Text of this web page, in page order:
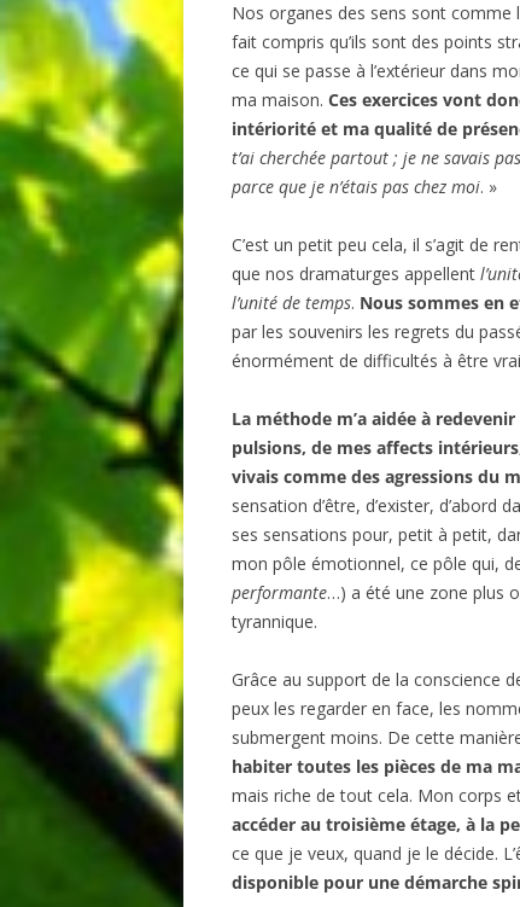
Nos organes des sens sont
fait compris qu’ils sont des points
ce qui se passe à l’extérieur dans
ma maison. Ces exercices vont
intériorité et ma qualité de
t’ai cherchée partout ; je ne savais
parce que je n’étais pas chez moi. »
C’est un petit peu cela, il s’agit de
que nos dramaturges appellent
l’unité de temps. Nous sommes en
par les souvenirs les regrets du
énormément de difficultés à être
La méthode m’a aidée à
pulsions, de mes affects
vivais comme des agressions du
sensation d’être, d’exister,
ses sensations pour, petit à petit,
mon pôle émotionnel, ce pôle qui,
performante…) a été une zone plus
tyrannique.
Grâce au support de la conscience
peux les regarder en face, les
submergent moins. De cette
habiter toutes les pièces de ma
mais riche de tout cela. Mon corps
accéder au troisième étage, à la
ce que je veux, quand je le décide.
disponible pour une démarche